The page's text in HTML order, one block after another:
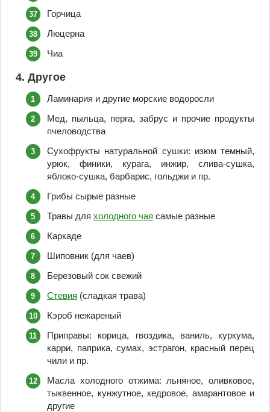
Горчица
Люцерна
Чиа
4. Другое
Ламинария и другие морские водоросли
Мед, пыльца, перга, забрус и прочие продукты
пчеловодства
Сухофрукты натуральной сушки: изюм темный,
урюк, финики, курага, инжир, слива-сушка,
яблоко-сушка, барбарис, гольджи и пр.
Грибы сырые разные
Травы для холодного чая самые разные
Каркаде
Шиповник (для чаев)
Березовый сок свежий
Стевия (сладкая трава)
Кэроб нежареный
Приправы: корица, гвоздика, ваниль, куркума,
карри, паприка, сумах, эстрагон, красный перец
чили и пр.
Масла холодного отжима: льняное, оливковое,
тыквенное, кунжутное, кедровое, амарантовое и
другие